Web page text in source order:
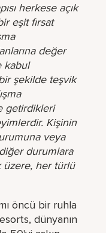
herkese açık
eşit fırsat
değer
kabul
şekilde teşvik
getirdikleri
Kişinin
veya
durumlara
üzere, her türlü
öncü bir ruhla
dünyanın